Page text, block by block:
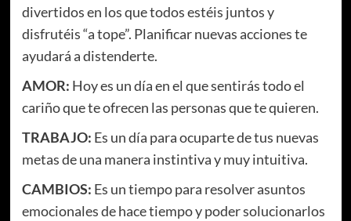
divertidos en los que todos estéis juntos y
disfrutéis “a tope”. Planificar nuevas acciones te
ayudará a distenderte.
AMOR: Hoy es un día en el que sentirás todo el
cariño que te ofrecen las personas que te quieren.
TRABAJO: Es un día para ocuparte de tus nuevas
metas de una manera instintiva y muy intuitiva.
CAMBIOS: Es un tiempo para resolver asuntos
emocionales de hace tiempo y poder solucionarlos